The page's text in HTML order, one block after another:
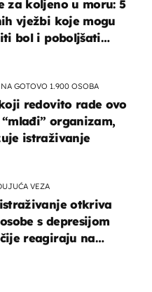
za koljeno u moru: 5
vježbi koje mogu
bol i poboljšati
GOTOVO 1.900 OSOBA
redovito rade ovo
organizam,
istraživanje
VEZA
otkriva
s depresijom
reagiraju na